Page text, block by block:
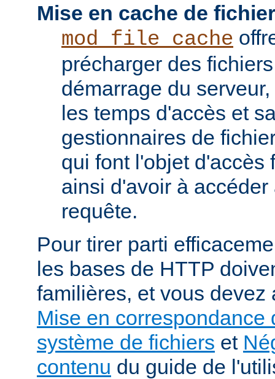
Mise en cache de
mod_file_cache
précharger des
démarrage du
les temps d'accès et
gestionnaires de
qui font l'objet d'accès
ainsi d'avoir à
requête.
Pour tirer parti
les bases de HTTP
familières, et vous devez
Mise en correspondance
système de fichiers et
contenu du guide de